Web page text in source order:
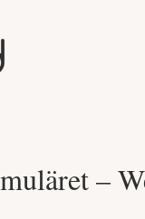
–